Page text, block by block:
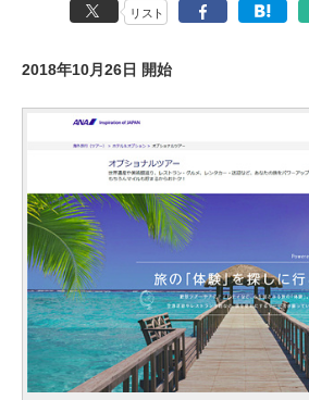
リスト
2018年10月26日 開始